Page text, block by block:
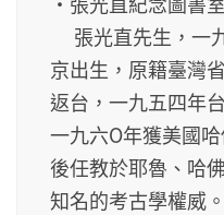
張光直先生，一
京出生，原籍臺灣
返台，一九五四年
一九六Ο年獲美國
後任教於耶魯、哈
知名的考古學權威